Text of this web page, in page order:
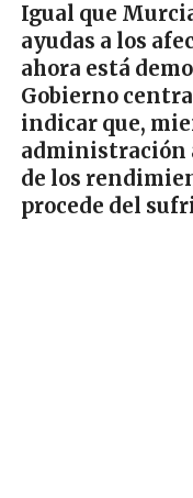
Igual que
ayudas a los
ahora está
Gobierno
indicar que,
administración
de los
procede del